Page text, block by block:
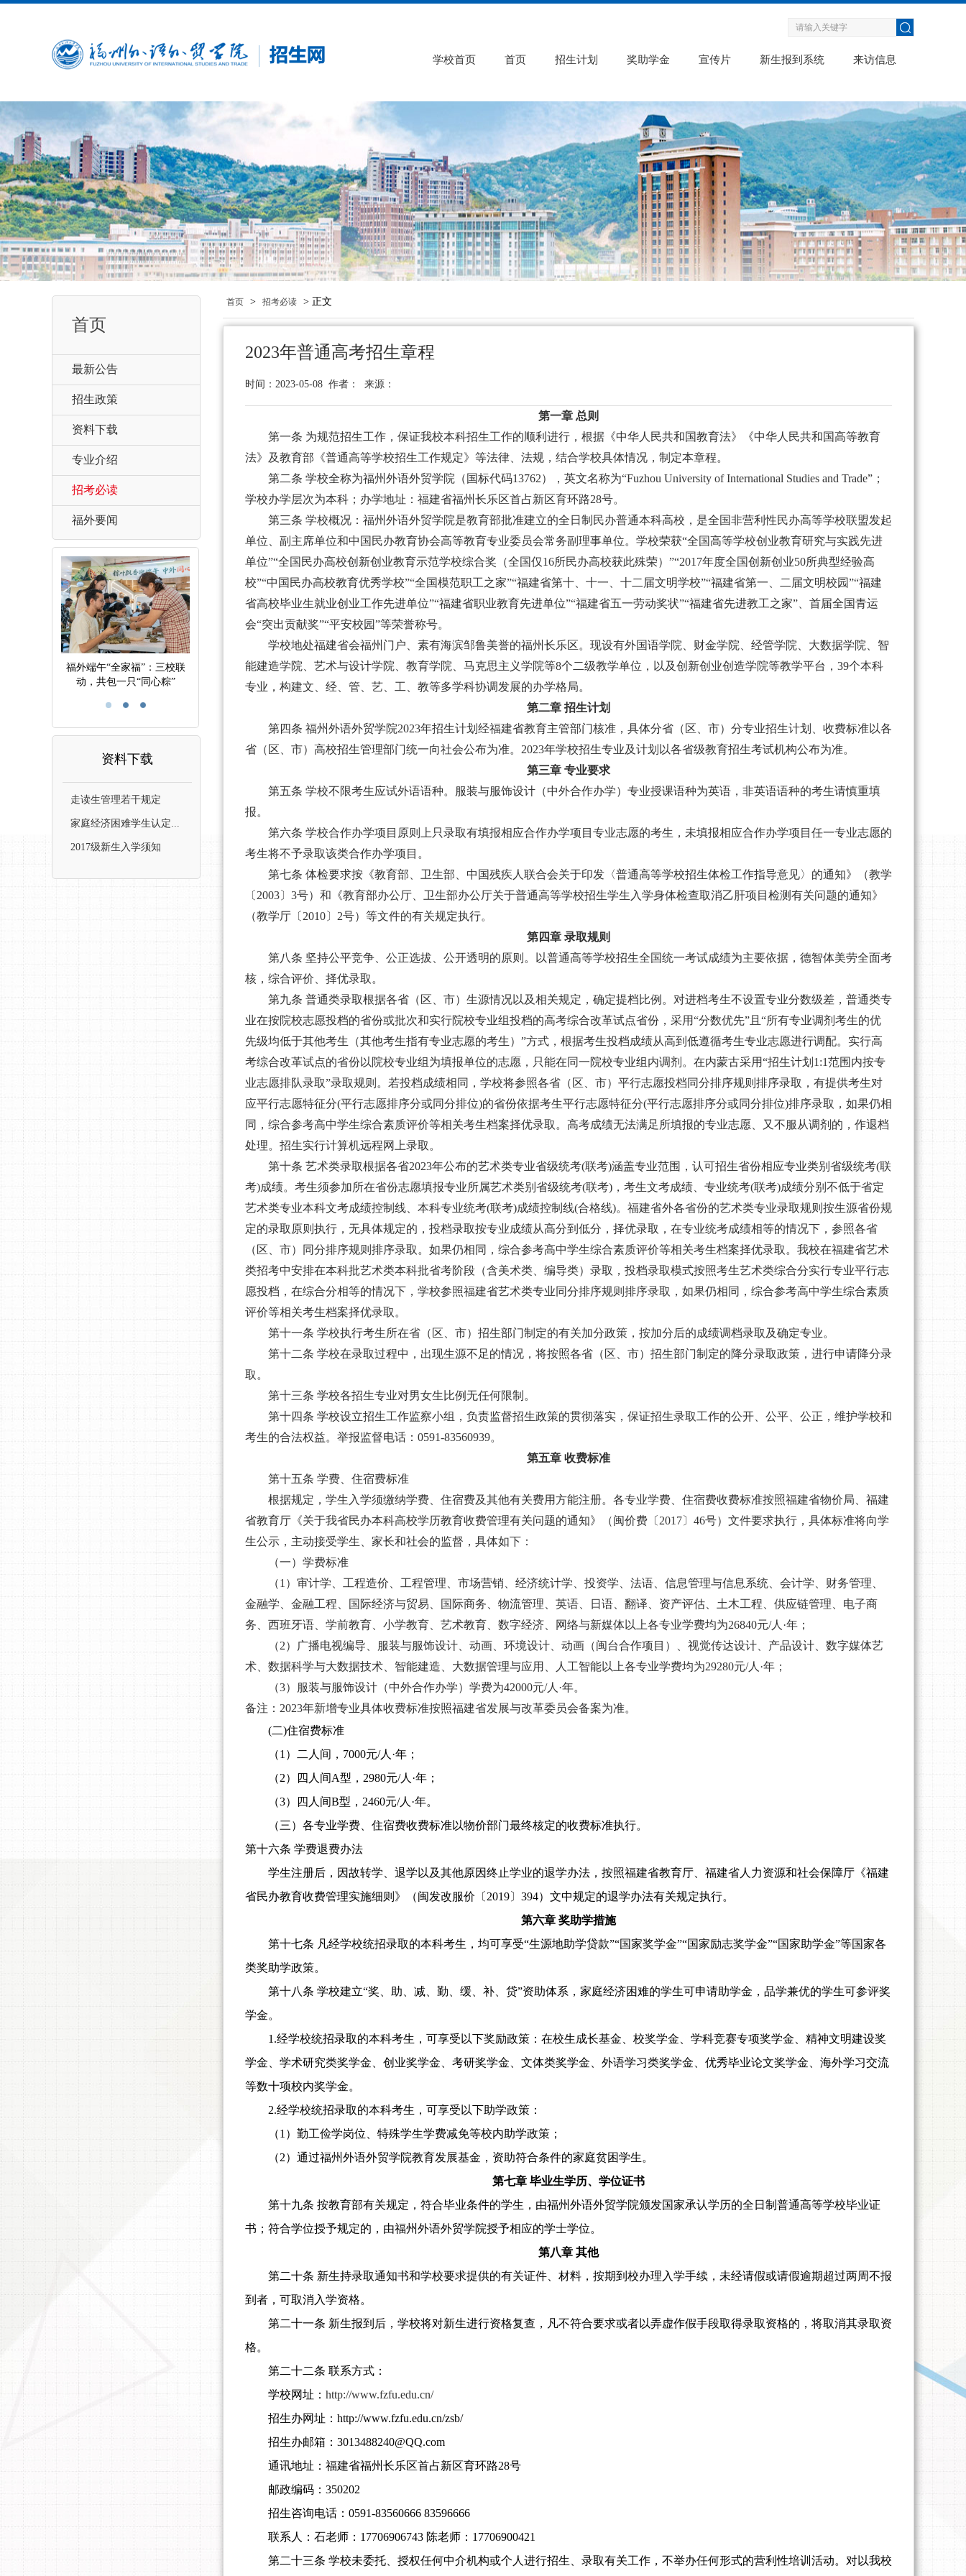
学校首页 首页 招生计划 奖助学金 宣传片 新生报到系统 来访信息
首页
最新公告
招生政策
资料下载
专业介绍
招考必读
福外要闻
福外端午“全家福”：三校联
动，共包一只“同心粽”
资料下载
走读生管理若干规定
家庭经济困难学生认定...
2017级新生入学须知
首页 > 招考必读 > 正文
2023年普通高考招生章程
时间：2023-05-08 作者： 来源：
第一章 总则
第一条 为规范招生工作，保证我校本科招生工作的顺利进行，根据《中华人民共和国教育法》《中华人民共和国高等教育
法》及教育部《普通高等学校招生工作规定》等法律、法规，结合学校具体情况，制定本章程。
第二条 学校全称为福州外语外贸学院（国标代码13762），英文名称为“Fuzhou University of International Studies and Trade”；
学校办学层次为本科；办学地址：福建省福州长乐区首占新区育环路28号。
第三条 学校概况：福州外语外贸学院是教育部批准建立的全日制民办普通本科高校，是全国非营利性民办高等学校联盟发起
单位、副主席单位和中国民办教育协会高等教育专业委员会常务副理事单位。学校荣获“全国高等学校创业教育研究与实践先进
单位”“全国民办高校创新创业教育示范学校综合奖（全国仅16所民办高校获此殊荣）”“2017年度全国创新创业50所典型经验高
校”“中国民办高校教育优秀学校”“全国模范职工之家”“福建省第十、十一、十二届文明学校”“福建省第一、二届文明校园”“福建
省高校毕业生就业创业工作先进单位”“福建省职业教育先进单位”“福建省五一劳动奖状”“福建省先进教工之家”、首届全国青运
会“突出贡献奖”“平安校园”等荣誉称号。
学校地处福建省会福州门户、素有海滨邹鲁美誉的福州长乐区。现设有外国语学院、财金学院、经管学院、大数据学院、智
能建造学院、艺术与设计学院、教育学院、马克思主义学院等8个二级教学单位，以及创新创业创造学院等教学平台，39个本科
专业，构建文、经、管、艺、工、教等多学科协调发展的办学格局。
第二章 招生计划
第四条 福州外语外贸学院2023年招生计划经福建省教育主管部门核准，具体分省（区、市）分专业招生计划、收费标准以各
省（区、市）高校招生管理部门统一向社会公布为准。 2023年学校招生专业及计划以各省级教育招生考试机构公布为准。
第三章 专业要求
第五条 学校不限考生应试外语语种。
服装与服饰设计（中外合作办学）专业授课语种为英语，非英语语种的考生请慎重填
报。
第六条 学校合作办学项目原则上只录取有填报相应合作办学项目专业志愿的考生，未填报相应合作办学项目任一专业志愿的
考生将不予录取该类合作办学项目。
第七条 体检要求按《教育部、卫生部、中国残疾人联合会关于印发〈普通高等学校招生体检工作指导意见〉的通知》（教学
〔 2003〕3号）和《教育部办公厅、卫生部办公厅关于普通高等学校招生学生入学身体检查取消乙肝项目检测有关问题的通知》
（教学厅〔2010〕2号）等文件的有关规定执行。
第四章 录取规则
第八条 坚持公平竞争、公正选拔、公开透明的原则。以普通高等学校招生全国统一考试成绩为主要依据，德智体美劳全面考
核，综合评价、择优录取。
第九条 普通类录取根据各省（区、市）生源情况以及相关规定，确定提档比例。对进档考生不设置专业分数级差，普通类专
业在按院校志愿投档的省份或批次和实行院校专业组投档的高考综合改革试点省份，采用“分数优先”且“所有专业调剂考生的优
先级均低于其他考生（其他考生指有专业志愿的考生）”方式，根据考生投档成绩从高到低遵循考生专业志愿进行调配。实行高
考综合改革试点的省份以院校专业组为填报单位的志愿，只能在同一院校专业组内调剂。在内蒙古采用“招生计划1:1范围内按专
业志愿排队录取”录取规则。若投档成绩相同， 学校将参照各省（区、市）平行志愿投档同分排序规则排序录取 ，有提供考生对
应平行志愿特征分(平行志愿排序分或同分排位)的省份依据考生平行志愿特征分(平行志愿排序分或同分排位)排序录取，如果仍相
同，综合参考高中学生综合素质评价等相关考生档案择优录取。高考成绩无法满足所填报的专业志愿、又不服从调剂的，作退档
处理。招生实行计算机远程网上录取。
第十条 艺术类录取根据各省2023年公布的艺术类专业省级统考(联考)涵盖专业范围，认可招生省份相应专业类别省级统考(联
考)成绩。考生须参加所在省份志愿填报专业所属艺术类别省级统考(联考)，考生文考成绩、专业统考(联考)成绩分别不低于省定
艺术类专业本科文考成绩控制线、本科专业统考(联考)成绩控制线(合格线)。福建省外各省份的艺术类专业录取规则按生源省份规
定的录取原则执行，无具体规定的，投档录取按专业成绩从高分到低分，择优录取，在专业统考成绩相等的情况下， 参照各省
（区、市）同分排序规则排序录取 。 如果仍相同，综合参考高中学生综合素质评价等相关考生档案择优录取 。我校在福建省艺术
类招考中安排在本科批艺术类本科批省考阶段（含美术类、编导类）录取，投档录取模式按照考生艺术类综合分实行专业平行志
愿投档，在综合分相等的情况下， 学校参照福建省艺术类专业同分排序规则排序录取，如果仍相同，综合参考高中学生综合素质
评价等相关考生档案择优录取 。
第十一条 学校执行考生所在省（区、市）招生部门制定的有关加分政策，按加分后的成绩调档录取及确定专业。
第十二条 学校在录取过程中，出现生源不足的情况，将按照各省（区、市）招生部门制定的降分录取政策，进行申请降分录
取。
第十三条 学校各招生专业对男女生比例无任何限制。
第十四条 学校设立招生工作监察小组，负责监督招生政策的贯彻落实，保证招生录取工作的公开、公平、公正，维护学校和
考生的合法权益。举报监督电话： 0591-83560939。
第五章 收费标准
第十五条 学费、住宿费标准
根据规定，学生入学须缴纳学费、住宿费及其他有关费用方能注册。各专业学费、住宿费收费标准按照福建省物价局、福建
省教育厅《关于我省民办本科高校学历教育收费管理有关问题的通知》（闽价费〔 2017〕46号）文件要求执行，具体标准将向学
生公示，主动接受学生、家长和社会的监督，具体如下：
（一） 学费标准
（1）审计学、工程造价、工程管理、市场营销、经济统计学、投资学、法语、信息管理与信息系统、会计学、财务管理、
金融学、金融工程、国际经济与贸易、国际商务、物流管理、英语、日语、翻译、资产评估、土木工程、供应链管理、电子商
务、西班牙语、学前教育、小学教育、艺术教育、数字经济、网络与新媒体以上各专业学费均为26840元/人·年；
（2）广播电视编导、服装与服饰设计、动画、环境设计、动画（闽台合作项目）、视觉传达设计、产品设计、数字媒体艺
术、数据科学与大数据技术、智能建造、大数据管理与应用、人工智能以上各专业学费均为29280元/人·年；
（3）服装与服饰设计（中外合作办学）学费为42000元/人·年。
备注： 2023年新增专业具体收费标准按照福建省发展与改革委员会备案为准。
(二)住宿费标准
（1）二人间，7000元/人·年；
（2）四人间A型 ， 2980元/人·年；
（3）四人间B型 ， 2460元/人·年。
（三）各专业学费、住宿费收费标准以物价部门最终核定的收费标准执行。
第十六条 学费退费办法
学生注册后，因故转学、退学以及其他原因终止学业的退学办法，按照福建省教育厅、福建省人力资源和社会保障厅《福建
省民办教育收费管理实施细则》（闽发改服价〔 2019〕394）文中规定的退学办法有关规定执行。
第六章 奖助学措施
第十七条 凡经学校统招录取的本科考生，均可享受“生源地助学贷款”“国家奖学金”“国家励志奖学金”“国家助学金”等国家各
类奖助学政策。
第十八条 学校建立“奖、助、减、勤、缓、补、贷”资助体系，家庭经济困难的学生可申请助学金，品学兼优的学生可参评奖
学金。
1.经学校统招录取的本科考生，可享受以下奖励政策：在校生成长基金、校奖学金、学科竞赛专项奖学金、精神文明建设奖
学金、学术研究类奖学金、创业奖学金、考研奖学金、文体类奖学金、外语学习类奖学金、优秀毕业论文奖学金、海外学习交流
等数十项校内奖学金。
2.经学校统招录取的本科考生，可享受以下助学政策：
（1）勤工俭学岗位、特殊学生学费减免等校内助学政策；
（2）通过福州外语外贸学院教育发展基金，资助符合条件的家庭贫困学生。
第七章 毕业生学历、学位证书
第十九条 按教育部有关规定，符合毕业条件的学生，由福州外语外贸学院颁发国家承认学历的全日制普通高等学校毕业证
书；符合学位授予规定的，由福州外语外贸学院授予相应的学士学位。
第八章 其他
第二十条 新生持录取通知书和学校要求提供的有关证件、材料，按期到校办理入学手续，未经请假或请假逾期超过两周不报
到者，可取消入学资格。
第二十一条 新生报到后，学校将对新生进行资格复查，凡不符合要求或者以弄虚作假手段取得录取资格的，将取消其录取资
格。
第二十二条 联系方式：
学校网址： http://www.fzfu.edu.cn/
招生办网址： http://www.fzfu.edu.cn/zsb/
招生办邮箱： 3013488240@QQ.com
通讯地址：福建省福州长乐区首占新区育环路28号
邮政编码： 350202
招生咨询电话： 0591-83560666 83596666
联系人：石老师： 17706906743 陈老师：17706900421
第二十三条 学校未委托、授权任何中介机构或个人进行招生、录取有关工作，不举办任何形式的营利性培训活动。对以我校